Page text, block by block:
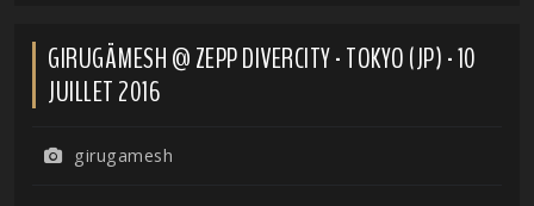
GIRUGÄMESH @ ZEPP DIVERCITY - TOKYO (JP) - 10
JUILLET 2016
girugamesh